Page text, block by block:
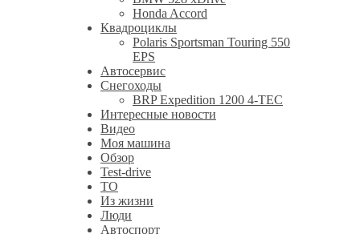
Honda Accord
Квадроциклы
Polaris Sportsman Touring 550
EPS
Автосервис
Снегоходы
BRP Expedition 1200 4-TEC
Интересные новости
Видео
Моя машина
Обзор
Test-drive
ТО
Из жизни
Люди
Автоспорт